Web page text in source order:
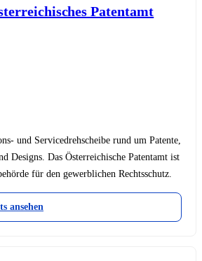
Patentamt
und Servicedrehscheibe rund um Patente,
Designs. Das Österreichische Patentamt ist
für den gewerblichen Rechtsschutz.
ansehen